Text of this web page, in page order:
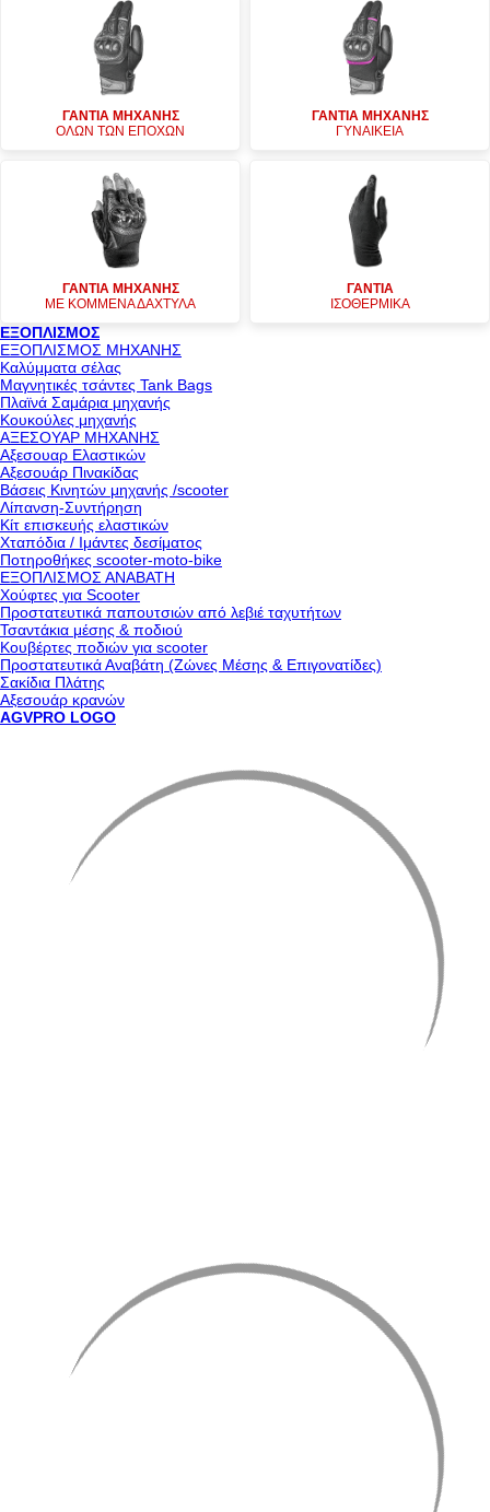
ΓΑΝΤΙΑ ΜΗΧΑΝΗΣ
ΟΛΩΝ ΤΩΝ ΕΠΟΧΩΝ
ΓΑΝΤΙΑ ΜΗΧΑΝΗΣ
ΓΥΝΑΙΚΕΙΑ
ΓΑΝΤΙΑ ΜΗΧΑΝΗΣ
ΜΕ ΚΟΜΜΕΝΑ ΔΑΧΤΥΛΑ
ΓΑΝΤΙΑ
ΙΣΟΘΕΡΜΙΚΑ
ΕΞΟΠΛΙΣΜΟΣ
ΕΞΟΠΛΙΣΜΟΣ ΜΗΧΑΝΗΣ
Καλύμματα σέλας
Μαγνητικές τσάντες Tank Bags
Πλαϊνά Σαμάρια μηχανής
Κουκούλες μηχανής
ΑΞΕΣΟΥΑΡ ΜΗΧΑΝΗΣ
Αξεσουαρ Ελαστικών
Αξεσουάρ Πινακίδας
Βάσεις Κινητών μηχανής /scooter
Λίπανση-Συντήρηση
Κίτ επισκευής ελαστικών
Χταπόδια / Ιμάντες δεσίματος
Ποτηροθήκες scooter-moto-bike
ΕΞΟΠΛΙΣΜΟΣ ΑΝΑΒΑΤΗ
Χούφτες για Scooter
Προστατευτικά παπουτσιών από λεβιέ ταχυτήτων
Τσαντάκια μέσης & ποδιού
Κουβέρτες ποδιών για scooter
Προστατευτικά Αναβάτη (Ζώνες Μέσης & Επιγονατίδες)
Σακίδια Πλάτης
Αξεσουάρ κρανών
AGVPRO LOGO